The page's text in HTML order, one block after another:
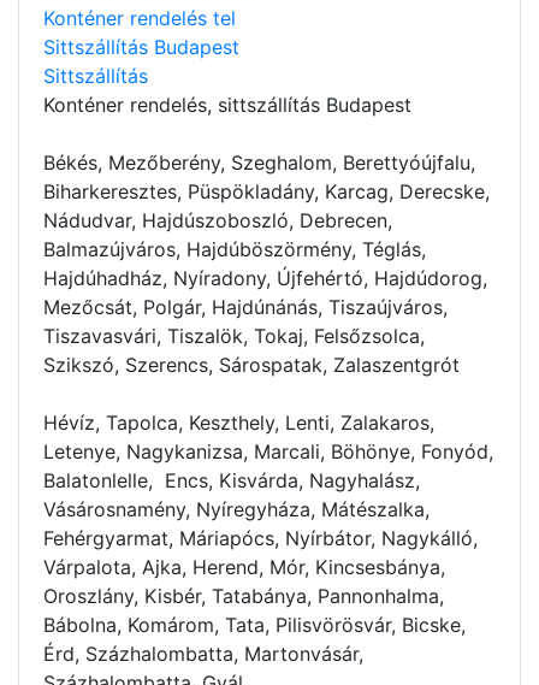
Konténer rendelés tel
Sittszállítás Budapest
Sittszállítás
Konténer rendelés, sittszállítás Budapest
Békés, Mezőberény, Szeghalom, Berettyóújfalu,
Biharkeresztes, Püspökladány, Karcag, Derecske,
Nádudvar, Hajdúszoboszló, Debrecen,
Balmazújváros, Hajdúböszörmény, Téglás,
Hajdúhadház, Nyíradony, Újfehértó, Hajdúdorog,
Mezőcsát, Polgár, Hajdúnánás, Tiszaújváros,
Tiszavasvári, Tiszalök, Tokaj, Felsőzsolca,
Szikszó, Szerencs, Sárospatak, Zalaszentgrót
Hévíz, Tapolca, Keszthely, Lenti, Zalakaros,
Letenye, Nagykanizsa, Marcali, Böhönye, Fonyód,
Balatonlelle, Encs, Kisvárda, Nagyhalász,
Vásárosnamény, Nyíregyháza, Mátészalka,
Fehérgyarmat, Máriapócs, Nyírbátor, Nagykálló,
Várpalota, Ajka, Herend, Mór, Kincsesbánya,
Oroszlány, Kisbér, Tatabánya, Pannonhalma,
Bábolna, Komárom, Tata, Pilisvörösvár, Bicske,
Érd, Százhalombatta, Martonvásár,